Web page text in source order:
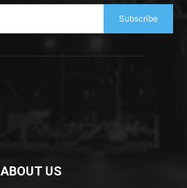
Subscribe
ABOUT US